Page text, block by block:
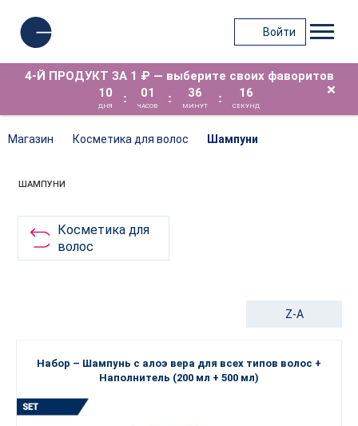
Войти
4-Й ПРОДУКТ ЗА 1 ₽ — выберите своих фаворитов
10
ДНЯ
: 01
ЧАСОВ
: 36
МИНУТ
: 16
СЕКУНД
×
Магазин Косметика для волос Шампуни
ШАМПУНИ
Косметика для
волос
Z-A
Набор – Шампунь с алоэ вера для всех типов волос +
Наполнитель (200 мл + 500 мл)